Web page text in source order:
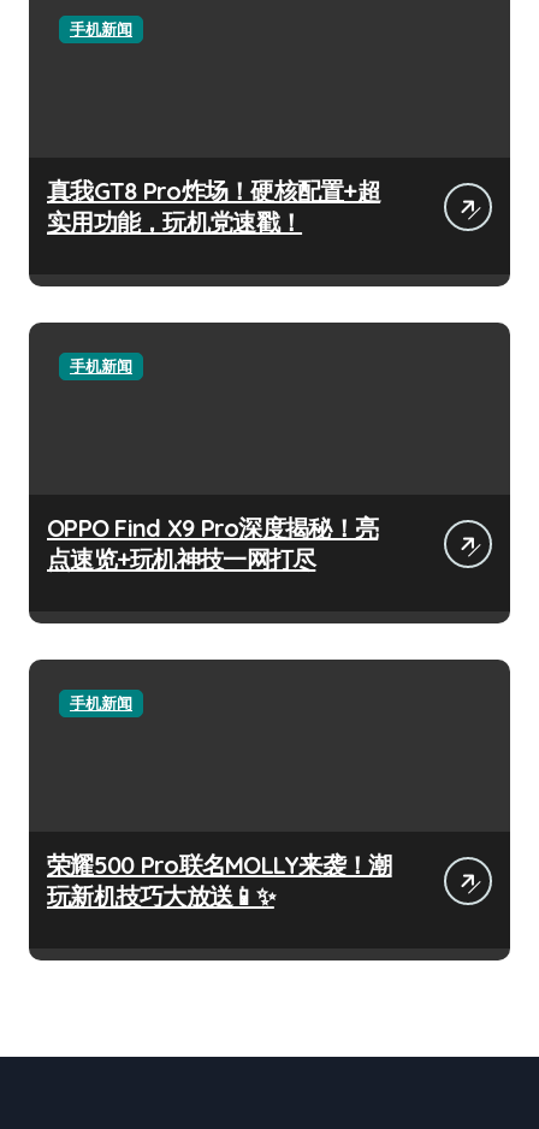
手机新闻
真我GT8 Pro炸场！硬核配置+超
实用功能，玩机党速戳！
手机新闻
OPPO Find X9 Pro深度揭秘！亮
点速览+玩机神技一网打尽
手机新闻
荣耀500 Pro联名MOLLY来袭！潮
玩新机技巧大放送📱✨